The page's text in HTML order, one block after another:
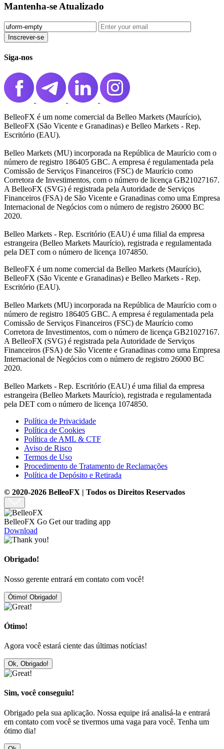
Mantenha-se Atualizado
Inscrever-se️
Siga-nos
BelleoFX é um nome comercial da Belleo Markets (Maurício),
BelleoFX (São Vicente e Granadinas) e Belleo Markets - Rep.
Escritório (EAU).
Belleo Markets (MU) incorporada na República de Maurício com o
número de registro 186405 GBC. A empresa é regulamentada pela
Comissão de Serviços Financeiros (FSC) de Maurício como
Corretora de Investimentos, com o número de licença GB21027167.
A BelleoFX (SVG) é registrada pela Autoridade de Serviços
Financeiros (FSA) de São Vicente e Granadinas como uma Empresa
Internacional de Negócios com o número de registro 26000 BC
2020.
Belleo Markets - Rep. Escritório (EAU) é uma filial da empresa
estrangeira (Belleo Markets Maurício), registrada e regulamentada
pela DET com o número de licença 1074850.
BelleoFX é um nome comercial da Belleo Markets (Maurício),
BelleoFX (São Vicente e Granadinas) e Belleo Markets - Rep.
Escritório (EAU).
Belleo Markets (MU) incorporada na República de Maurício com o
número de registro 186405 GBC. A empresa é regulamentada pela
Comissão de Serviços Financeiros (FSC) de Maurício como
Corretora de Investimentos, com o número de licença GB21027167.
A BelleoFX (SVG) é registrada pela Autoridade de Serviços
Financeiros (FSA) de São Vicente e Granadinas como uma Empresa
Internacional de Negócios com o número de registro 26000 BC
2020.
Belleo Markets - Rep. Escritório (EAU) é uma filial da empresa
estrangeira (Belleo Markets Maurício), registrada e regulamentada
pela DET com o número de licença 1074850.
Política de Privacidade
Política de Cookies
Política de AML & CTF
Aviso de Risco
Termos de Uso
Procedimento de Tratamento de Reclamações
Política de Depósito e Retirada
© 2020-2026 BelleoFX | Todos os Direitos Reservados
BelleoFX Go Get our trading app
Download
Obrigado!
Nosso gerente entrará em contato com você!
Ótimo! Obrigado!
Ótimo!
Agora você estará ciente das últimas notícias!
Ok, Obrigado!
Sim, você conseguiu!
Obrigado pela sua aplicação. Nossa equipe irá analisá-la e entrará
em contato com você se tivermos uma vaga para você. Tenha um
ótimo dia!